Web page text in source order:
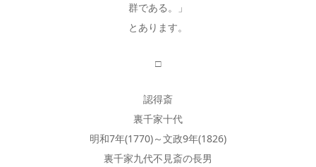
群である。」
とあります。
□
認得斎
裏千家十代
明和7年(1770)～文政9年(1826)
裏千家九代不見斎の長男